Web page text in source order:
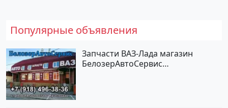
Популярные объявления
Запчасти ВАЗ-Лада магазин
БелозерАвтоСервис